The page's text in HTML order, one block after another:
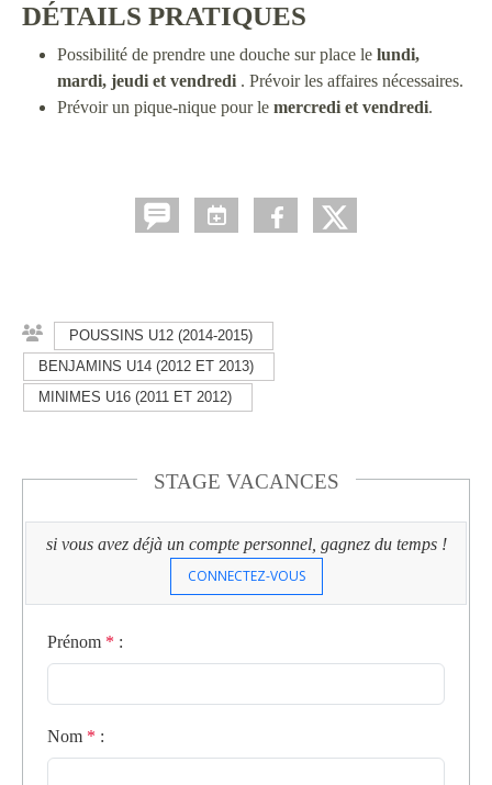
DÉTAILS PRATIQUES
Possibilité de prendre une douche sur place le lundi,
mardi, jeudi et vendredi . Prévoir les affaires nécessaires.
Prévoir un pique-nique pour le mercredi et vendredi.
POUSSINS U12 (2014-2015)
BENJAMINS U14 (2012 ET 2013)
MINIMES U16 (2011 ET 2012)
STAGE VACANCES
si vous avez déjà un compte personnel, gagnez du temps !
CONNECTEZ-VOUS
Prénom * :
Nom * :